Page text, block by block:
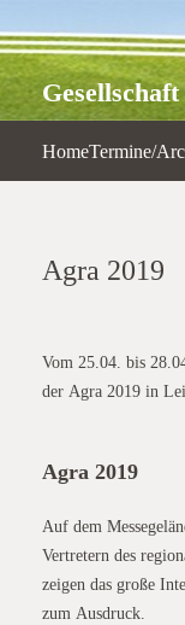
HomeTermine/
Agra 2019
Vom 25.04. bis
der Agra 2019 in
Agra 2019
Auf dem
Vertretern des
zeigen das große
zum Ausdruck.